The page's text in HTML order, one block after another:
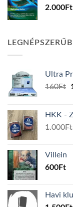
2.000Ft
Ultra
160Ft
HKK -
1.000Ft
Villein
600Ft
Havi